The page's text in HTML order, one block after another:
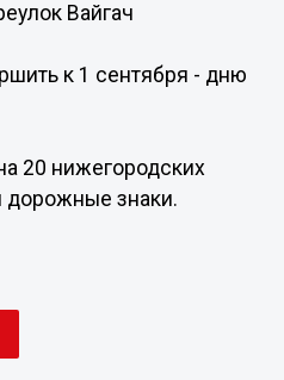
Вайгач
к 1 сентября - дню
20 нижегородских
дорожные знаки.